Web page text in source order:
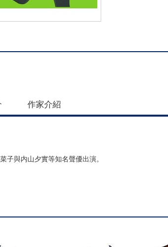
作家介紹
子與内山夕實等知名聲優出演。